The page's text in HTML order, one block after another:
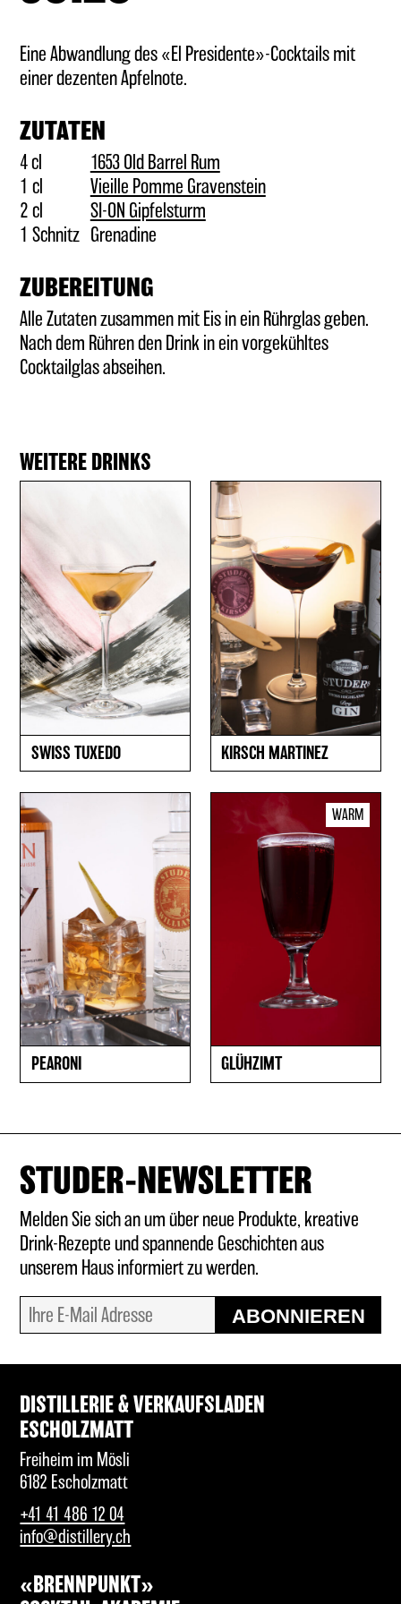
Eine Abwandlung des «El Presidente»-Cocktails mit
einer dezenten Apfelnote.
ZUTATEN
4 cl
1653 Old Barrel Rum
1 cl
Vieille Pomme Gravenstein
2 cl
SI-ON Gipfelsturm
1 Schnitz Grenadine
ZUBEREITUNG
Alle Zutaten zusammen mit Eis in ein Rührglas geben.
Nach dem Rühren den Drink in ein vorgekühltes
Cocktailglas abseihen.
WEITERE DRINKS
SWISS TUXEDO KIRSCH MARTINEZ
PEARONI
WARM
GLÜHZIMT
STUDER-NEWSLETTER
Melden Sie sich an um über neue Produkte, kreative
Drink-Rezepte und spannende Geschichten aus
unserem Haus informiert zu werden.
ABONNIEREN
DISTILLERIE & VERKAUFSLADEN
ESCHOLZMATT
Freiheim im Mösli
6182 Escholzmatt
+41 41 486 12 04
info@distillery.ch
«BRENNPUNKT»
GUTSCHEINE
(BAR-) ZUBEHÖR